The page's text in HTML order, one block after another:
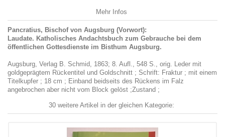
Mehr Infos
Pancratius, Bischof von Augsburg (Vorwort):
Laudate. Katholisches Andachtsbuch zum Gebrauche bei dem
öffentlichen Gottesdienste im Bisthum Augsburg.
Augsburg, Verlag B. Schmid, 1863; 8. Aufl., 548 S., orig. Leder mit
goldgeprägtem Rückentitel und Goldschnitt ; Schrift: Fraktur ; mit einem
Titelkupfer ; 18 cm ; Einband beidseits des Rückens im Falz
angebrochen aber nicht vom Block gelöst ;Zustand ;
30 weitere Artikel in der gleichen Kategorie: